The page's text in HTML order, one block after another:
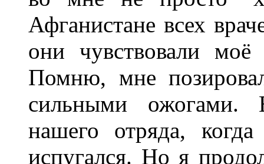
Афганистане всех
они чувствовали
Помню, мне
сильными
нашего отряда,
испугался. Но я